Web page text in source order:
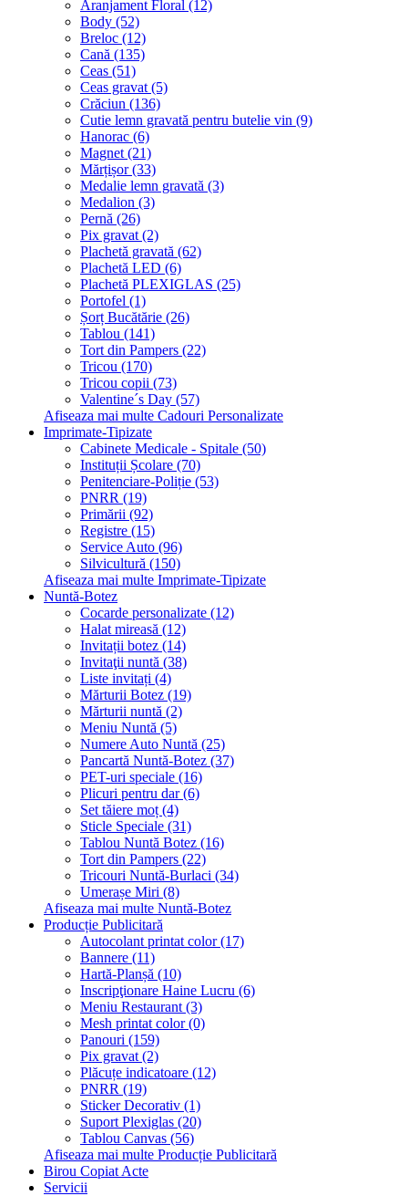
Aranjament Floral (12)
Body (52)
Breloc (12)
Cană (135)
Ceas (51)
Ceas gravat (5)
Crăciun (136)
Cutie lemn gravată pentru butelie vin (9)
Hanorac (6)
Magnet (21)
Mărțișor (33)
Medalie lemn gravată (3)
Medalion (3)
Pernă (26)
Pix gravat (2)
Plachetă gravată (62)
Plachetă LED (6)
Plachetă PLEXIGLAS (25)
Portofel (1)
Șorț Bucătărie (26)
Tablou (141)
Tort din Pampers (22)
Tricou (170)
Tricou copii (73)
Valentine´s Day (57)
Afiseaza mai multe Cadouri Personalizate
Imprimate-Tipizate
Cabinete Medicale - Spitale (50)
Instituții Școlare (70)
Penitenciare-Poliție (53)
PNRR (19)
Primării (92)
Registre (15)
Service Auto (96)
Silvicultură (150)
Afiseaza mai multe Imprimate-Tipizate
Nuntă-Botez
Cocarde personalizate (12)
Halat mireasă (12)
Invitații botez (14)
Invitaţii nuntă (38)
Liste invitați (4)
Mărturii Botez (19)
Mărturii nuntă (2)
Meniu Nuntă (5)
Numere Auto Nuntă (25)
Pancartă Nuntă-Botez (37)
PET-uri speciale (16)
Plicuri pentru dar (6)
Set tăiere moț (4)
Sticle Speciale (31)
Tablou Nuntă Botez (16)
Tort din Pampers (22)
Tricouri Nuntă-Burlaci (34)
Umerașe Miri (8)
Afiseaza mai multe Nuntă-Botez
Producție Publicitară
Autocolant printat color (17)
Bannere (11)
Hartă-Planșă (10)
Inscripţionare Haine Lucru (6)
Meniu Restaurant (3)
Mesh printat color (0)
Panouri (159)
Pix gravat (2)
Plăcuțe indicatoare (12)
PNRR (19)
Sticker Decorativ (1)
Suport Plexiglas (20)
Tablou Canvas (56)
Afiseaza mai multe Producție Publicitară
Birou Copiat Acte
Servicii